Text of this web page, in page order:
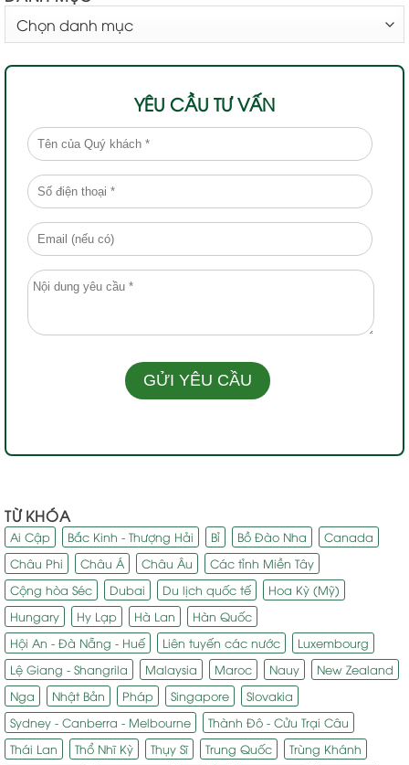
MỤC
YÊU CẦU TƯ VẤN
TỪ KHÓA
Ai Cập Bắc Kinh - Thượng Hải Bỉ Bồ Đào Nha
Canada
Châu Phi
Châu Á Châu Âu
Các tỉnh Miền Tây
Cộng hòa Séc
Dubai Du lịch quốc tế
Hoa Kỳ (Mỹ)
Hungary
Hy Lạp Hà Lan
Hàn Quốc
Hội An - Đà Nẵng - Huế
Liên tuyến các nước
Luxembourg
Lệ Giang - Shangrila
Malaysia Maroc Nauy
New Zealand
Nga
Nhật Bản Pháp Singapore
Slovakia
Sydney - Canberra - Melbourne
Thành Đô - Cửu Trại Câu
Thái Lan
Thổ Nhĩ Kỳ Thụy Sĩ Trung Quốc
Trùng Khánh